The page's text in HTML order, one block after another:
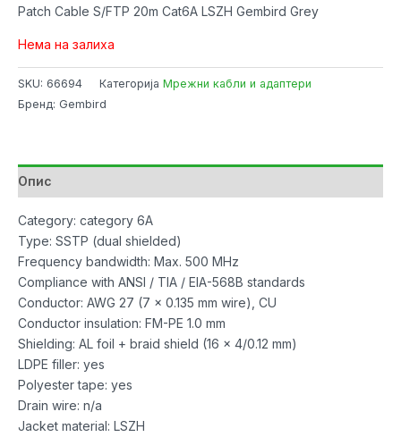
Patch Cable S/FTP 20m Cat6A LSZH Gembird Grey
Нема на залиха
SKU: 66694 Категорија Мрежни кабли и адаптери
Бренд: Gembird
Опис
Category: category 6A
Type: SSTP (dual shielded)
Frequency bandwidth: Max. 500 MHz
Compliance with ANSI / TIA / EIA-568B standards
Conductor: AWG 27 (7 x 0.135 mm wire), CU
Conductor insulation: FM-PE 1.0 mm
Shielding: AL foil + braid shield (16 x 4/0.12 mm)
LDPE filler: yes
Polyester tape: yes
Drain wire: n/a
Jacket material: LSZH